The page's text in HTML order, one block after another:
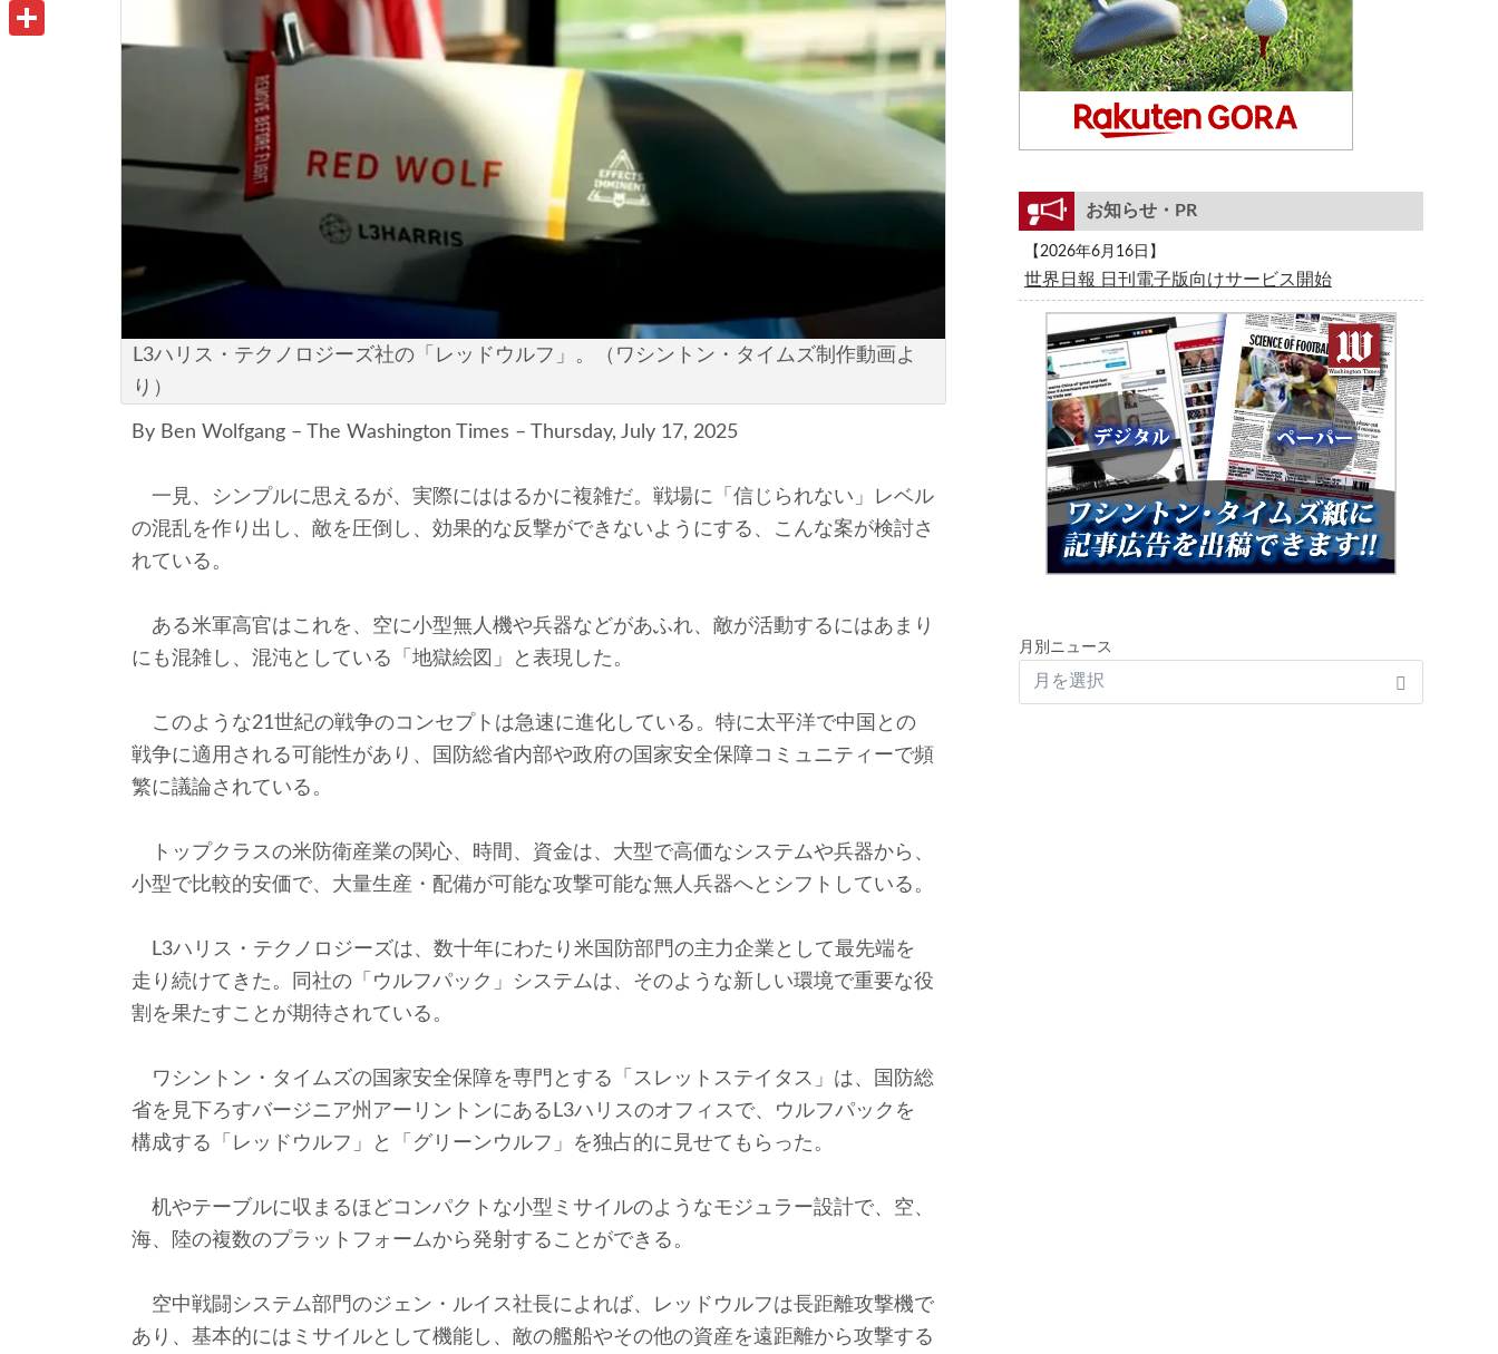
L3ハリス・テクノロジーズ社の「レッドウルフ」。（ワシントン・タイムズ制作動画よ
り）
By Ben Wolfgang – The Washington Times – Thursday, July 17, 2025
一見、シンプルに思えるが、実際にははるかに複雑だ。戦場に「信じられない」レベル
の混乱を作り出し、敵を圧倒し、効果的な反撃ができないようにする、こんな案が検討さ
れている。
ある米軍高官はこれを、空に小型無人機や兵器などがあふれ、敵が活動するにはあまり
にも混雑し、混沌としている「地獄絵図」と表現した。
このような21世紀の戦争のコンセプトは急速に進化している。特に太平洋で中国との
戦争に適用される可能性があり、国防総省内部や政府の国家安全保障コミュニティーで頻
繁に議論されている。
トップクラスの米防衛産業の関心、時間、資金は、大型で高価なシステムや兵器から、
小型で比較的安価で、大量生産・配備が可能な攻撃可能な無人兵器へとシフトしている。
L3ハリス・テクノロジーズは、数十年にわたり米国防部門の主力企業として最先端を
走り続けてきた。同社の「ウルフパック」システムは、そのような新しい環境で重要な役
割を果たすことが期待されている。
ワシントン・タイムズの国家安全保障を専門とする「スレットステイタス」は、国防総
省を見下ろすバージニア州アーリントンにあるL3ハリスのオフィスで、ウルフパックを
構成する「レッドウルフ」と「グリーンウルフ」を独占的に見せてもらった。
机やテーブルに収まるほどコンパクトな小型ミサイルのようなモジュラー設計で、空、
海、陸の複数のプラットフォームから発射することができる。
空中戦闘システム部門のジェン・ルイス社長によれば、レッドウルフは長距離攻撃機で
あり、基本的にはミサイルとして機能し、敵の艦船やその他の資産を遠距離から攻撃する
お知らせ・PR
【2026年6月16日】
世界日報 日刊電子版向けサービス開始
月別ニュース
o
t
P